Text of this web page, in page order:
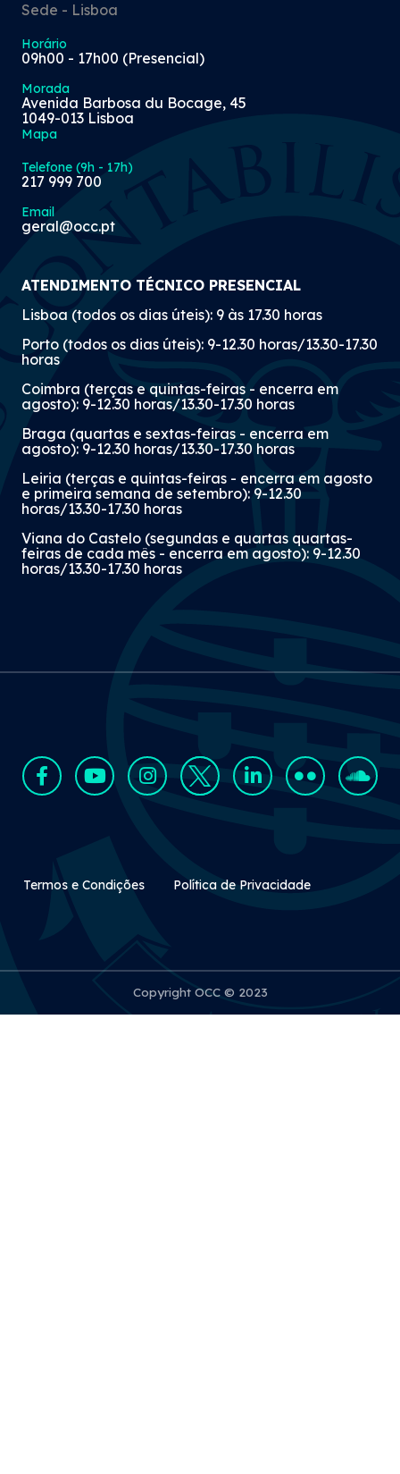
Sede - Lisboa
Horário
09h00 - 17h00 (Presencial)
Morada
Avenida Barbosa du Bocage, 45
1049-013 Lisboa
Mapa
Telefone (9h - 17h)
217 999 700
Email
geral@occ.pt
ATENDIMENTO TÉCNICO PRESENCIAL
Lisboa (todos os dias úteis): 9 às 17.30 horas
Porto (todos os dias úteis): 9-12.30 horas/13.30-17.30
horas
Coimbra (terças e quintas-feiras - encerra em
agosto): 9-12.30 horas/13.30-17.30 horas
Braga (quartas e sextas-feiras - encerra em
agosto): 9-12.30 horas/13.30-17.30 horas
Leiria (terças e quintas-feiras - encerra em agosto
e primeira semana de setembro): 9-12.30
horas/13.30-17.30 horas
Viana do Castelo (segundas e quartas quartas-
feiras de cada mês - encerra em agosto): 9-12.30
horas/13.30-17.30 horas
Rodapé Secundário
Termos e Condições Política de Privacidade
Copyright OCC © 2023